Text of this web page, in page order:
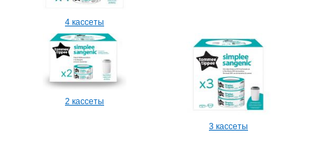
4 кассеты
2 кассеты
3 кассеты